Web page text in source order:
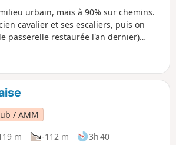
urbain, mais à 90% sur chemins.
cavalier et ses escaliers, puis on
passerelle restaurée l'an dernier)
route) avant de redescendre sur
un autre cavalier jusqu'au Viaduc de
un peu scabreuse nous ramène en
suit alors d'abord rive gauche, puis rive
la voie bus. Et pour finir en beauté, le
une belle grimpette en clôture.
/ AMM
m -112 m
3h 40